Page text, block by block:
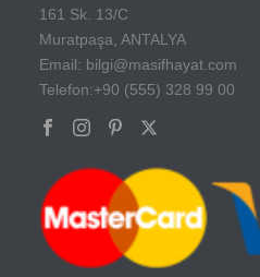
161 Sk. 13/C
Muratpaşa, ANTALYA
Email: bilgi@masifhayat.com
Telefon:+90 (555) 328 99 00